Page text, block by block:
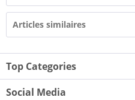
Articles similaires
Top Categories
Social Media